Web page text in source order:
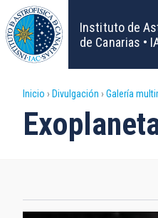
Pasar
al
contenido
principal
Instituto de
de Canarias •
Sobrescribir
enlaces
ayuda
Inicio Divulgación Galería